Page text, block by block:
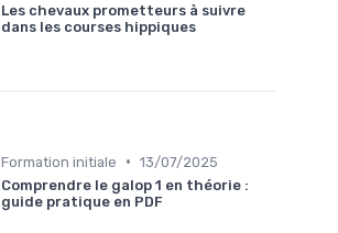
Les chevaux prometteurs à suivre
dans les courses hippiques
Formation initiale • 13/07/2025
Comprendre le galop 1 en théorie :
guide pratique en PDF